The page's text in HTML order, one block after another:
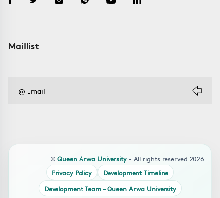
Maillist
© Queen Arwa University - All rights reserved 2026
Privacy Policy
Development Timeline
Development Team – Queen Arwa University